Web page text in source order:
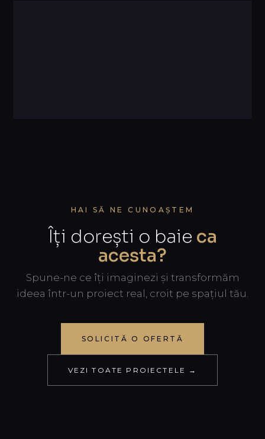
HAI SĂ NE CUNOAȘTEM
Îți dorești o baie ca
acesta?
Spune-ne ce îți imaginezi și transformăm
ideea într-un proiect real, croit pe spațiul tău.
SOLICITĂ O OFERTĂ
VEZI TOATE PROIECTELE →